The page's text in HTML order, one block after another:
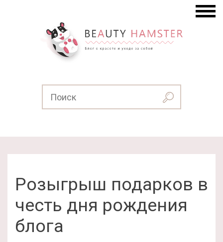
Розыгрыш подарков в
честь дня рождения
блога